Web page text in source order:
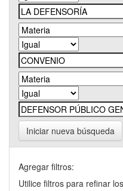
Iniciar nueva búsqueda
Agregar filtros:
Utilice filtros para refinar